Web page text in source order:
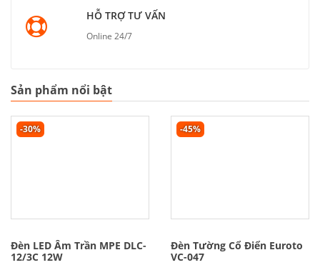
HỖ TRỢ TƯ VẤN
Online 24/7
Sản phẩm nổi bật
-30%
Đèn LED Âm Trần MPE DLC-
12/3C 12W
-45%
Đèn Tường Cổ Điển Euroto
VC-047